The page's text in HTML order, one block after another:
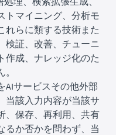
トマイニング、分析モ
れらに類する技術また
検証、改善、チューニ
作成、ナレッジ化のた
AIサービスその他外部
当該入力内容が当該サ
、保存、再利用、共有
るか否かを問わず、当